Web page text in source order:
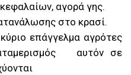
αγορά γης.
στο κρασί.
επάγγελμα αγρότες
αυτόν σε